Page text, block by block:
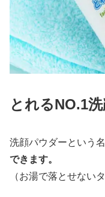
とれるNO.1
洗顔パウダーという名
できます。
（お湯で落とせない